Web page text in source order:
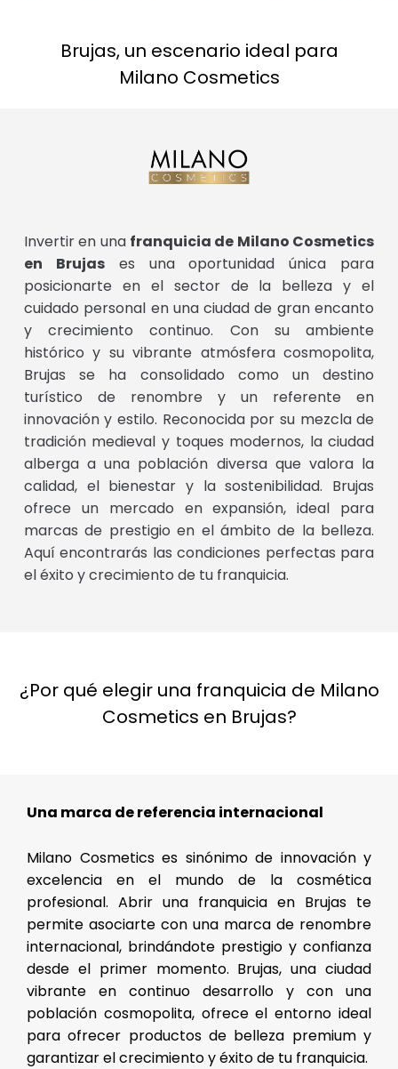
Brujas, un escenario ideal para
Milano Cosmetics
Invertir en una franquicia de Milano Cosmetics
en Brujases una oportunidad única para
posicionarte en el sector de la belleza y el
cuidado personal en una ciudad de gran encanto
y crecimiento continuo. Con su ambiente
histórico y su vibrante atmósfera cosmopolita,
Brujas se ha consolidado como un destino
turístico de renombre y un referente en
innovación y estilo. Reconocida por su mezcla de
tradición medieval y toques modernos, la ciudad
alberga a una población diversa que valora la
calidad, el bienestar y la sostenibilidad. Brujas
ofrece un mercado en expansión, ideal para
marcas de prestigio en el ámbito de la belleza.
Aquí encontrarás las condiciones perfectas para
el éxito y crecimiento de tu franquicia.
¿Por qué elegir una franquicia de Milano
Cosmetics en Brujas?
Una marca de referencia internacional
Milano Cosmetics es sinónimo de innovación y
excelencia en el mundo de la cosmética
profesional. Abrir una franquicia en Brujas te
permite asociarte con una marca de renombre
internacional, brindándote prestigio y confianza
desde el primer momento. Brujas, una ciudad
vibrante en continuo desarrollo y con una
población cosmopolita, ofrece el entorno ideal
para ofrecer productos de belleza premium y
garantizar el crecimiento y éxito de tu franquicia.